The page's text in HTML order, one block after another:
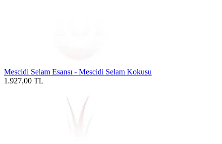
Mescidi Selam Esansı - Mescidi Selam Kokusu
1.927,00 TL